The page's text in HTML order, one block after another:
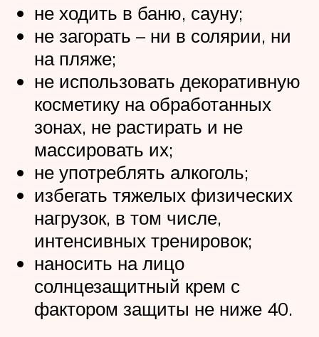
не ходить в баню, сауну;
не загорать – ни в солярии, ни
на пляже;
не использовать декоративную
косметику на обработанных
зонах, не растирать и не
массировать их;
не употреблять алкоголь;
избегать тяжелых физических
нагрузок, в том числе,
интенсивных тренировок;
наносить на лицо
солнцезащитный крем с
фактором защиты не ниже 40.